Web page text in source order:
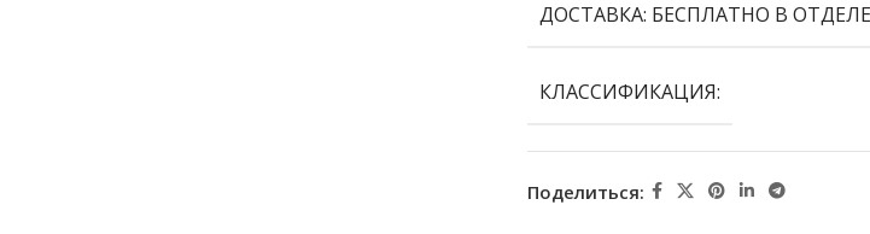
ДОСТАВКА: БЕСПЛАТНО В
КЛАССИФИКАЦИЯ:
Поделиться: